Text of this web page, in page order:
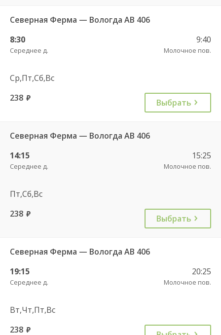
Северная Ферма — Вологда АВ 406
8:30
Середнее д.
9:40
Молочное пов.
Ср,Пт,Сб,Вс
238 руб. Выбрать
Северная Ферма — Вологда АВ 406
14:15
Середнее д.
15:25
Молочное пов.
Пт,Сб,Вс
238 руб. Выбрать
Северная Ферма — Вологда АВ 406
19:15
Середнее д.
20:25
Молочное пов.
Вт,Чт,Пт,Вс
238 руб.